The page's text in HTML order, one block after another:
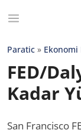
Paratic »
FED/
Kadar
San Francisco